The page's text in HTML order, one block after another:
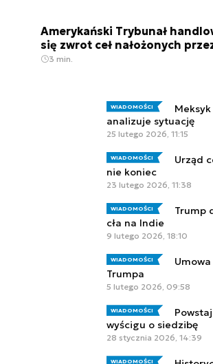
Amerykański Trybunał
się zwrot ceł nałożonych
3 min.
WIADOMOŚCI
analizuje sytuację
25 lutego 2026, 11:15
WIADOMOŚCI
Urząd
nie koniec
23 lutego 2026, 11:38
WIADOMOŚCI
Trump
cła na Indie
9 lutego 2026, 18:10
WIADOMOŚCI
Trumpa
5 lutego 2026, 09:58
WIADOMOŚCI
wyścigu o siedzibę
28 stycznia 2026, 14:39
WIADOMOŚCI